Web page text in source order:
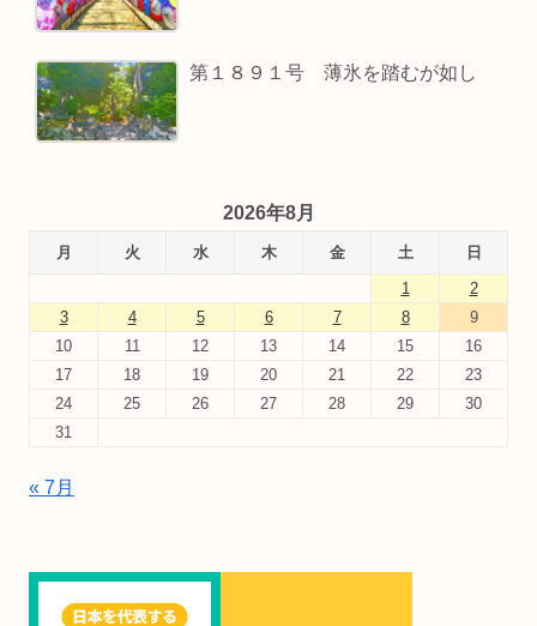
第１８９１号 薄氷を踏むが如し
2026年8月
月 火 水 木 金 土
日
1
2
3
4 5 6 7 8
9
10
11 12 13 14 15
16
17
18 19 20 21 22
23
24
25 26 27 28 29
30
31
« 7月